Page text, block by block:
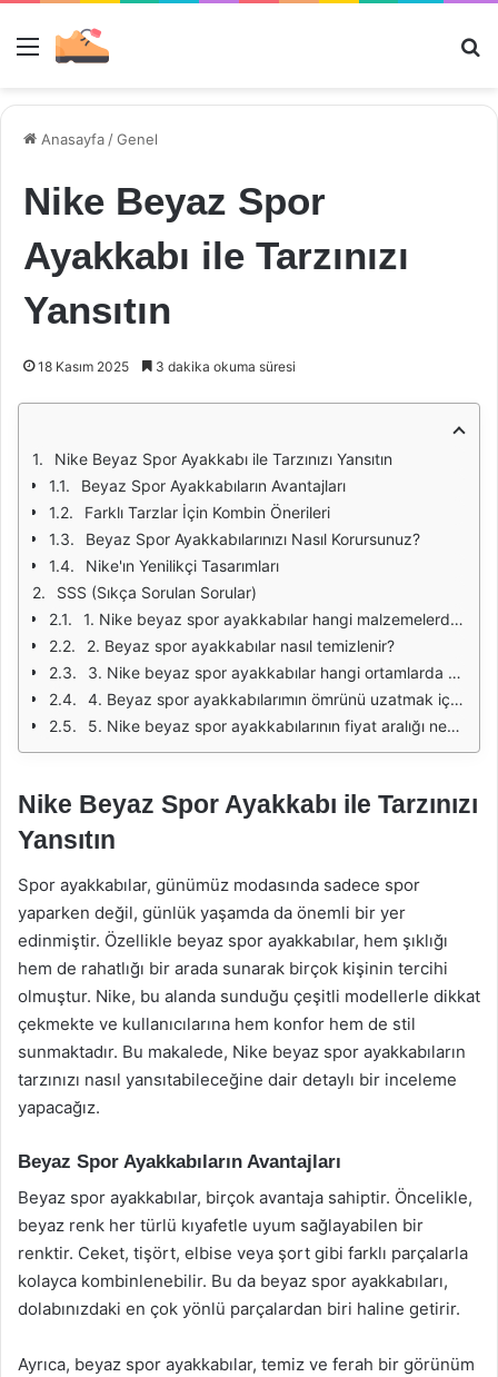
Menü
Anasayfa /Genel
Nike Beyaz Spor
Ayakkabı ile Tarzınızı
Yansıtın
18 Kasım 2025 3 dakika okuma süresi
Nike Beyaz Spor Ayakkabı ile Tarzınızı Yansıtın
Beyaz Spor Ayakkabıların Avantajları
Farklı Tarzlar İçin Kombin Önerileri
Beyaz Spor Ayakkabılarınızı Nasıl Korursunuz?
Nike'ın Yenilikçi Tasarımları
SSS (Sıkça Sorulan Sorular)
1. Nike beyaz spor ayakkabılar hangi malzemelerden yapılmaktadır?
2. Beyaz spor ayakkabılar nasıl temizlenir?
3. Nike beyaz spor ayakkabılar hangi ortamlarda giyilebilir?
4. Beyaz spor ayakkabılarımın ömrünü uzatmak için ne yapmalıyım?
5. Nike beyaz spor ayakkabılarının fiyat aralığı nedir?
Nike Beyaz Spor Ayakkabı ile Tarzınızı
Yansıtın
Spor ayakkabılar, günümüz modasında sadece spor
yaparken değil, günlük yaşamda da önemli bir yer
edinmiştir. Özellikle beyaz spor ayakkabılar, hem şıklığı
hem de rahatlığı bir arada sunarak birçok kişinin tercihi
olmuştur. Nike, bu alanda sunduğu çeşitli modellerle dikkat
çekmekte ve kullanıcılarına hem konfor hem de stil
sunmaktadır. Bu makalede, Nike beyaz spor ayakkabıların
tarzınızı nasıl yansıtabileceğine dair detaylı bir inceleme
yapacağız.
Beyaz Spor Ayakkabıların Avantajları
Beyaz spor ayakkabılar, birçok avantaja sahiptir. Öncelikle,
beyaz renk her türlü kıyafetle uyum sağlayabilen bir
renktir. Ceket, tişört, elbise veya şort gibi farklı parçalarla
kolayca kombinlenebilir. Bu da beyaz spor ayakkabıları,
dolabınızdaki en çok yönlü parçalardan biri haline getirir.
Ayrıca, beyaz spor ayakkabılar, temiz ve ferah bir görünüm